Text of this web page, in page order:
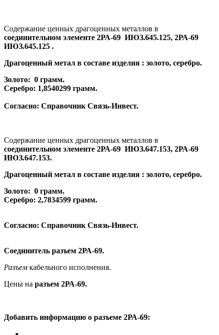
Содержание ценных драгоценных металлов в
соединительном элементе 2РА-69 ИЮЗ.645.125, 2РА-69
ИЮЗ.645.125 .
Драгоценный метал в составе изделия : золото, серебро.
Золото: 0 грамм.
Серебро: 1,8540299 грамм.
Согласно: Справочник Связь-Инвест.
Содержание ценных драгоценных металлов в
соединительном элементе 2РА-69 ИЮЗ.647.153, 2РА-69
ИЮЗ.647.153.
Драгоценный метал в составе изделия : золото, серебро.
Золото: 0 грамм.
Серебро: 2,7834599 грамм.
Согласно: Справочник Связь-Инвест.
Соединитель разъем 2РА-69.
Разъем кабельного исполнения.
Цены на разъем 2РА-69.
Добавить информацию о разъеме 2РА-69: